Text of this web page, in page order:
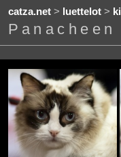
catza.net> luettelot>